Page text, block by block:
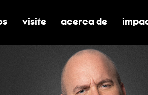
submenú de boletos
alternar submenú de visite
visite alternar submenú
acerca de